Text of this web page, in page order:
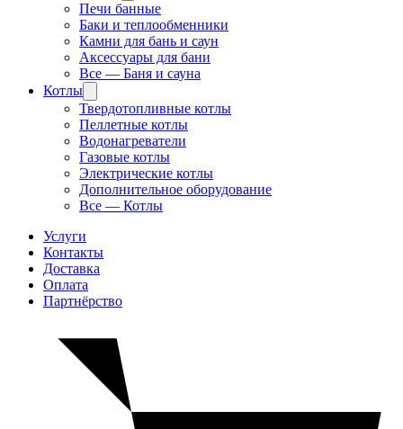
Печи банные
Баки и теплообменники
Камни для бань и саун
Аксессуары для бани
Все — Баня и сауна
Котлы
Твердотопливные котлы
Пеллетные котлы
Водонагреватели
Газовые котлы
Электрические котлы
Дополнительное оборудование
Все — Котлы
Услуги
Контакты
Доставка
Оплата
Партнёрство